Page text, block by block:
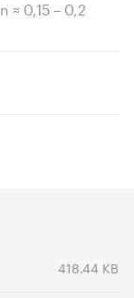
≈ 0,15 – 0,2
418.44 KB